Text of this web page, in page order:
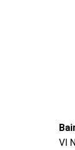
Vl